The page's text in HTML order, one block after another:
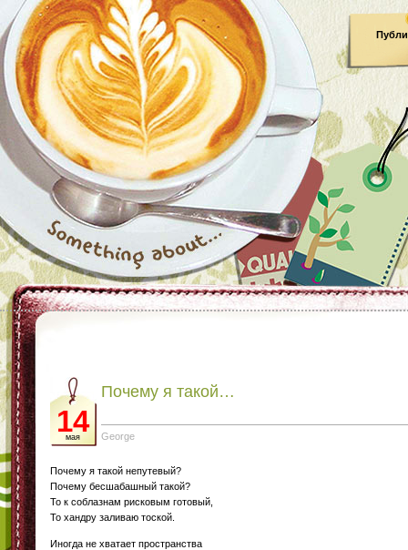
14
мая
Почему я такой…
George
Почему я такой непутевый?
Почему бесшабашный такой?
То к соблазнам рисковым готовый,
То хандру заливаю тоской.
Иногда не хватает пространства